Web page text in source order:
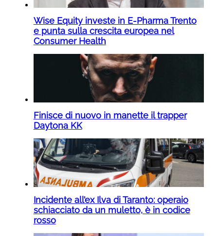
Wise Equity investe in E-Pharma Trento
e punta sulla crescita europea nel
Consumer Health
Finisce di nuovo in manette il trapper
Daytona KK
Incidente all’ex Ilva di Taranto: operaio
schiacciato da un muletto, è in codice
rosso